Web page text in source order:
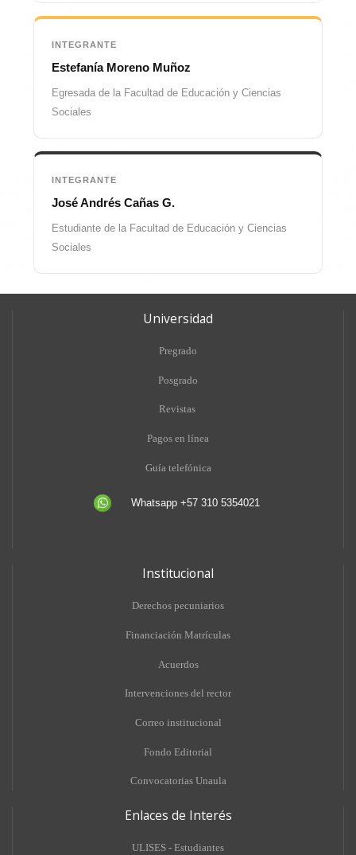
INTEGRANTE
Estefanía Moreno Muñoz
Egresada de la Facultad de Educación y Ciencias
Sociales
INTEGRANTE
José Andrés Cañas G.
Estudiante de la Facultad de Educación y Ciencias
Sociales
Universidad
Pregrado
Posgrado
Revistas
Pagos en línea
Guía telefónica
Whatsapp +57 310 5354021
Institucional
Derechos pecuniarios
Financiación Matrículas
Acuerdos
Intervenciones del rector
Correo institucional
Fondo Editorial
Convocatorias Unaula
Enlaces de Interés
ULISES - Estudiantes